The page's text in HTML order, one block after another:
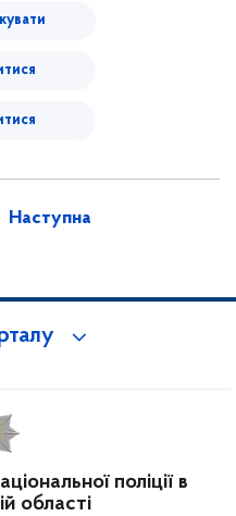
Наступна
поліції в
області